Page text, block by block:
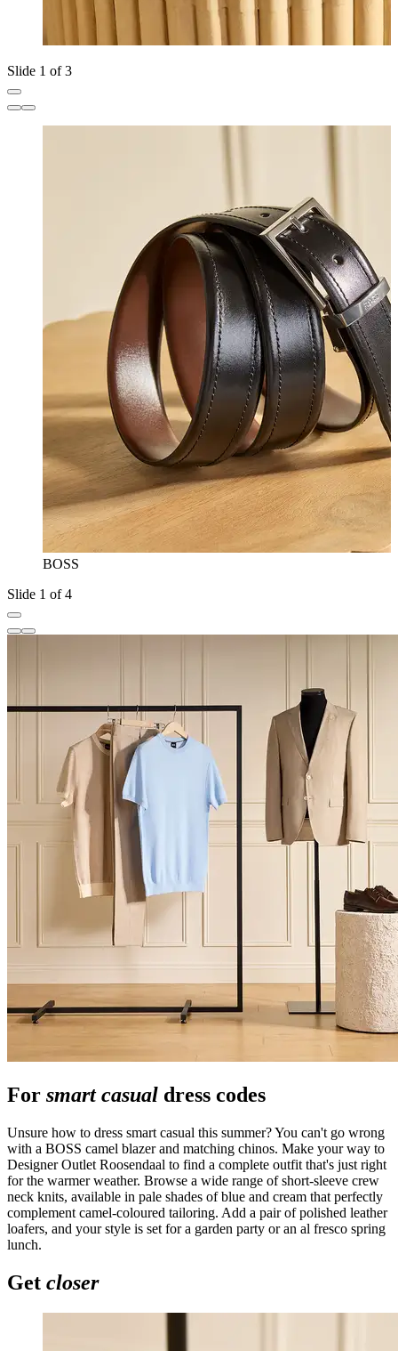
Slide 1 of 3
BOSS
Slide 1 of 4
For smart casual dress codes
Unsure how to dress smart casual this summer? You can't go wrong
with a BOSS camel blazer and matching chinos. Make your way to
Designer Outlet Roosendaal to find a complete outfit that's just right
for the warmer weather. Browse a wide range of short-sleeve crew
neck knits, available in pale shades of blue and cream that perfectly
complement camel-coloured tailoring. Add a pair of polished leather
loafers, and your style is set for a garden party or an al fresco spring
lunch.
Get closer